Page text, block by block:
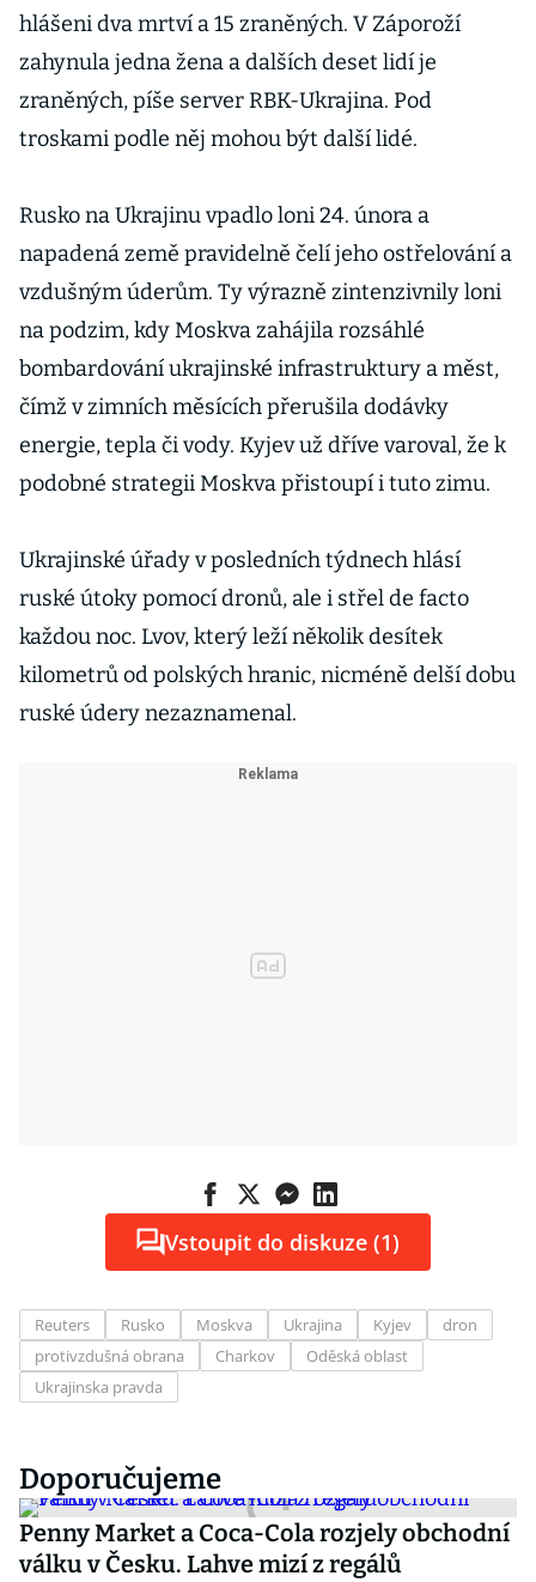
hlášeni dva mrtví a 15 zraněných. V Záporoží
zahynula jedna žena a dalších deset lidí je
zraněných, píše server RBK-Ukrajina. Pod
troskami podle něj mohou být další lidé.
Rusko na Ukrajinu vpadlo loni 24. února a
napadená země pravidelně čelí jeho ostřelování a
vzdušným úderům. Ty výrazně zintenzivnily loni
na podzim, kdy Moskva zahájila rozsáhlé
bombardování ukrajinské infrastruktury a měst,
čímž v zimních měsících přerušila dodávky
energie, tepla či vody. Kyjev už dříve varoval, že k
podobné strategii Moskva přistoupí i tuto zimu.
Ukrajinské úřady v posledních týdnech hlásí
ruské útoky pomocí dronů, ale i střel de facto
každou noc. Lvov, který leží několik desítek
kilometrů od polských hranic, nicméně delší dobu
ruské údery nezaznamenal.
Vstoupit do diskuze (1)
Reuters Rusko Moskva Ukrajina Kyjev
dron
protivzdušná obrana
Charkov
Oděská oblast
Ukrajinska pravda
Doporučujeme
Penny Market a Coca-Cola rozjely obchodní
válku v Česku. Lahve mizí z regálů